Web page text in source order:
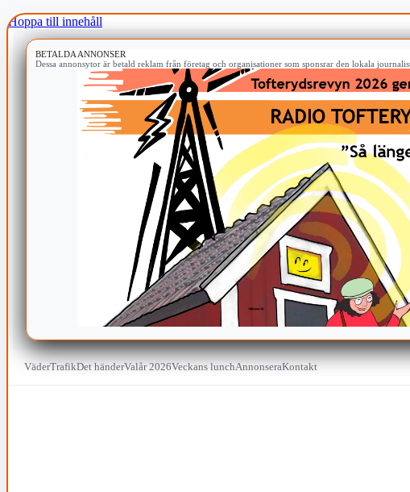
Hoppa till innehåll
BETALDA ANNONSER
Dessa annonsytor är betald reklam från företag och organisationer som sponsrar den lokala
VäderTrafikDet händerValår 2026Veckans lunchAnnonseraKontakt